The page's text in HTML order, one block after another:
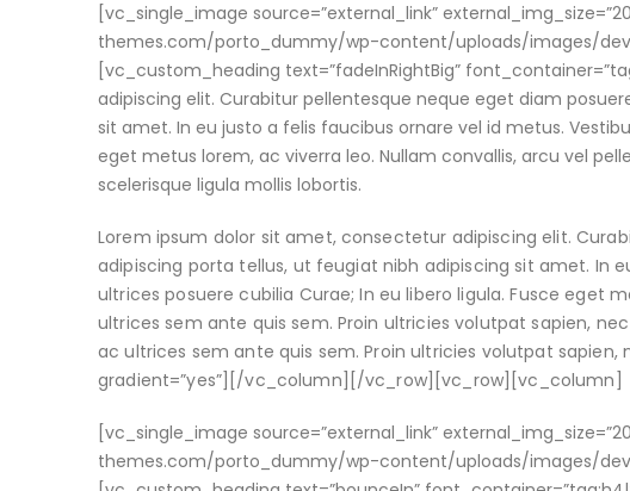
[vc_single_image source=”external_link”
themes.com/porto_dummy/wp-content/uploads/images/
[vc_custom_heading text=”fadeInRightBig”
adipiscing elit. Curabitur pellentesque neque eget diam
sit amet. In eu justo a felis faucibus ornare vel id metus.
eget metus lorem, ac viverra leo. Nullam convallis, arcu vel
scelerisque ligula mollis lobortis.
Lorem ipsum dolor sit amet, consectetur adipiscing elit.
adipiscing porta tellus, ut feugiat nibh adipiscing sit amet. In
ultrices posuere cubilia Curae; In eu libero ligula. Fusce eget
ultrices sem ante quis sem. Proin ultricies volutpat sapien,
ac ultrices sem ante quis sem. Proin ultricies volutpat
gradient=”yes”][/vc_column][/vc_row][vc_row][vc_column]
[vc_single_image source=”external_link”
themes.com/porto_dummy/wp-content/uploads/images/